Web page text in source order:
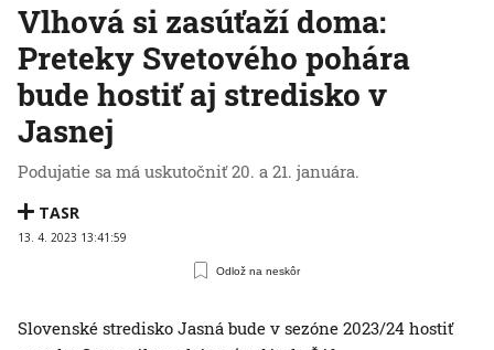
Vlhová si zasúťaží doma:
Preteky Svetového pohára
bude hostiť aj stredisko v
Jasnej
Podujatie sa má uskutočniť 20. a 21. januára.
TASR
13. 4. 2023 13:41:59
Odlož na neskôr
Slovenské stredisko Jasná bude v sezóne 2023/24 hostiť